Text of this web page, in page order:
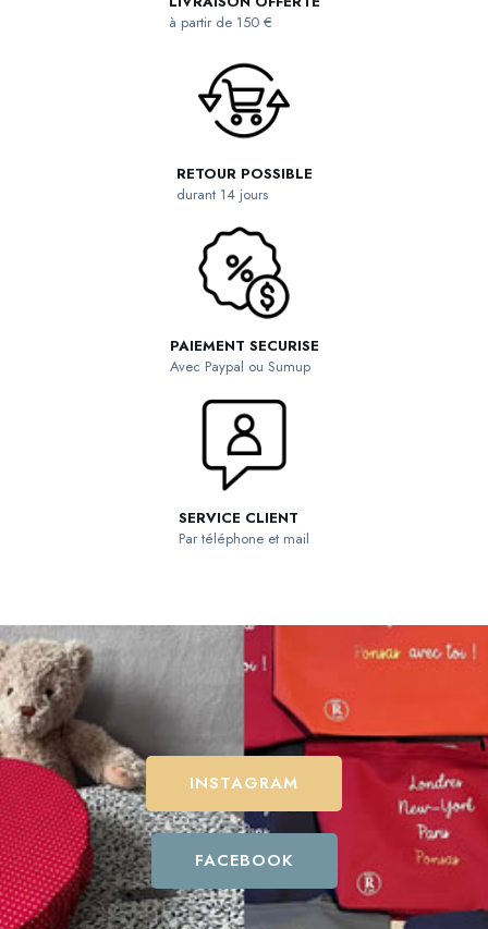
à partir de 150 €
RETOUR POSSIBLE
durant 14 jours
PAIEMENT SECURISE
Avec Paypal ou Sumup
SERVICE CLIENT
Par téléphone et mail
INSTAGRAM
FACEBOOK